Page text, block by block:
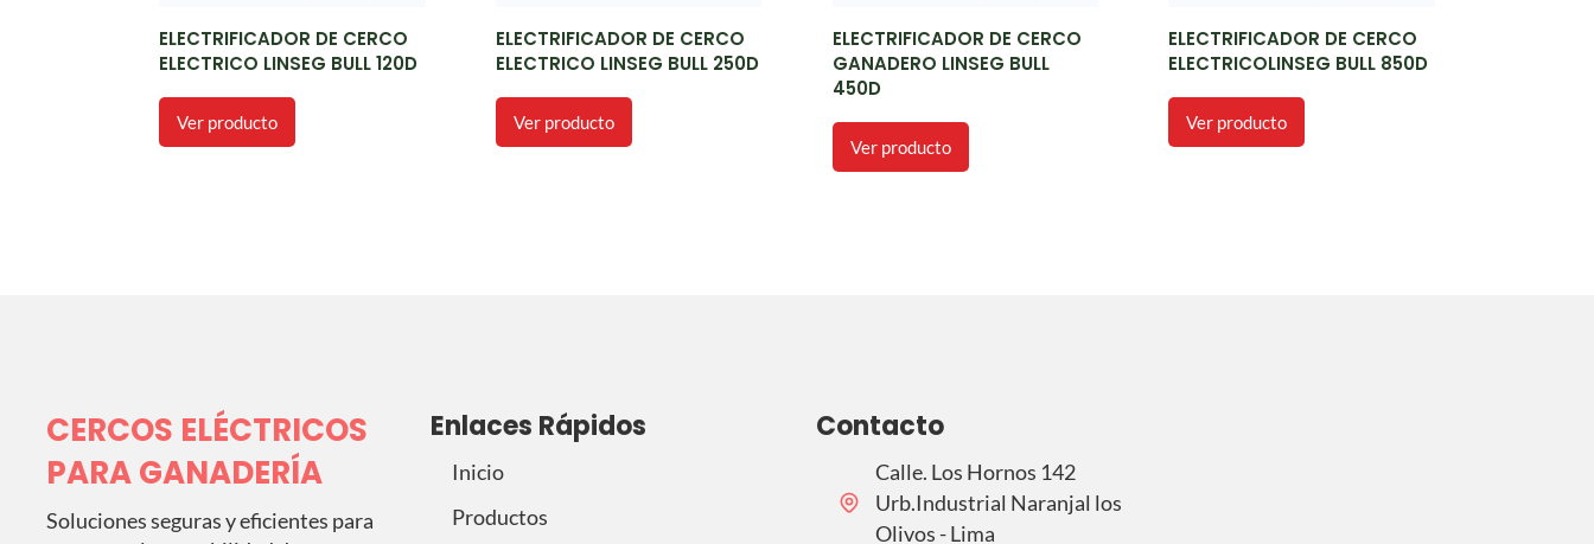
ELECTRIFICADOR DE CERCO
ELECTRICO LINSEG BULL 120D
Ver producto
ELECTRIFICADOR DE CERCO
ELECTRICO LINSEG BULL 250D
Ver producto
ELECTRIFICADOR DE CERCO
GANADERO LINSEG BULL
450D
Ver producto
ELECTRIFICADOR DE CERCO
ELECTRICOLINSEG BULL 850D
Ver producto
CERCOS ELÉCTRICOS
PARA GANADERÍA
Soluciones seguras y eficientes para
Enlaces Rápidos
Inicio
Productos
Contacto
Calle. Los Hornos 142
Urb.Industrial Naranjal los
Olivos - Lima